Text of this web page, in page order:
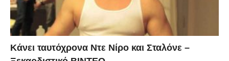
Κάνει ταυτόχρονα Ντε Νίρο και Σταλόνε –